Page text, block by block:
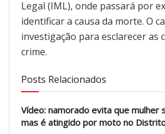
Legal (IML), onde passará por
identificar a causa da morte. O
investigação para esclarecer as
crime.
Posts Relacionados
Vídeo: namorado evita que mulher
mas é atingido por moto no